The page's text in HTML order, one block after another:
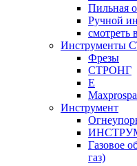
Пильная
Ручной
смотреть
Инструменты
Фрезы
СТРОНГ
Е
Maxprospa
Инструмент
Газовое
газ)